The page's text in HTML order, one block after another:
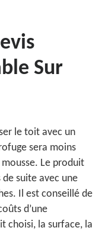
Sur
le toit avec un
sera moins
Le produit
suite avec une
Il est conseillé de
d’une
choisi, la surface, la